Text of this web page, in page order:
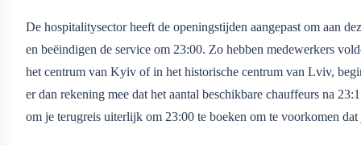
De hospitalitysector heeft de openingstijden aangepast om aan
en beëindigen de service om 23:00. Zo hebben medewerkers
het centrum van Kyiv of in het historische centrum van Lviv,
er dan rekening mee dat het aantal beschikbare chauffeurs na
om je terugreis uiterlijk om 23:00 te boeken om te voorkomen dat